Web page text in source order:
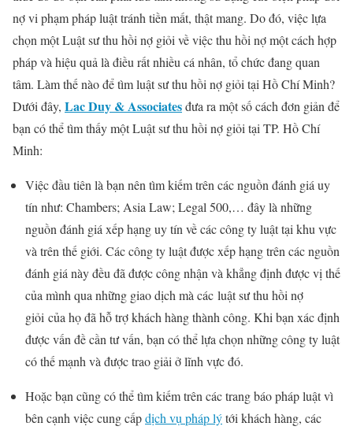
nợ vi phạm pháp luật tránh tiền mất, thật mang. Do đó, việc lựa
chọn một Luật sư thu hồi nợ giỏi về việc thu hồi nợ một cách hợp
pháp và hiệu quả là điều rất nhiều cá nhân, tổ chức đang quan
tâm. Làm thế nào để tìm luật sư thu hồi nợ giỏi tại Hồ Chí Minh?
Dưới đây, Lac Duy & Associatesđưa ra một số cách đơn giản để
bạn có thể tìm thấy một Luật sư thu hồi nợ giỏi tại TP. Hồ Chí
Minh:
Việc đầu tiên là bạn nên tìm kiếm trên các nguồn đánh giá uy
tín như: Chambers; Asia Law; Legal 500,… đây là những
nguồn đánh giá xếp hạng uy tín về các công ty luật tại khu vực
và trên thế giới. Các công ty luật được xếp hạng trên các nguồn
đánh giá này đều đã được công nhận và khẳng định được vị thế
của mình qua những giao dịch mà các luật sư thu hồi nợ
giỏi của họ đã hỗ trợ khách hàng thành công. Khi bạn xác định
được vấn đề cần tư vấn, bạn có thể lựa chọn những công ty luật
có thế mạnh và được trao giải ở lĩnh vực đó.
Hoặc bạn cũng có thể tìm kiếm trên các trang báo pháp luật vì
bên cạnh việc cung cấpdịch vụ pháp lýtới khách hàng, các